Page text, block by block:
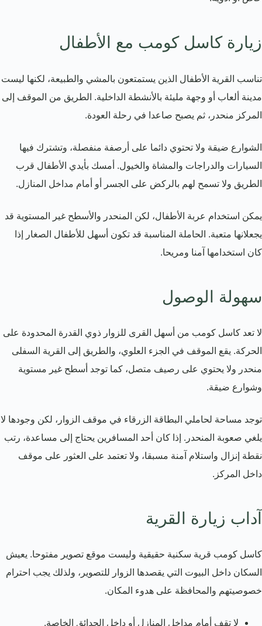
زيارة كاسل كومب مع الأطفال
تناسب القرية الأطفال الذين يستمتعون بالمشي والطبيعة، لكنها ليست
مدينة ألعاب أو وجهة مليئة بالأنشطة الداخلية. الطريق من الموقف إلى
المركز منحدر، ثم يصبح صاعدا في رحلة العودة.
الشوارع ضيقة ولا تحتوي دائما على أرصفة منفصلة، وتشترك فيها
السيارات والدراجات والمشاة والخيول. أمسك بأيدي الأطفال قرب
الطريق ولا تسمح لهم بالركض على الجسر أو أمام مداخل المنازل.
يمكن استخدام عربة الأطفال، لكن المنحدر والأسطح غير المستوية قد
يجعلانها متعبة. الحاملة المناسبة قد تكون أسهل للأطفال الصغار إذا
كان استخدامها آمنا ومريحا.
سهولة الوصول
لا تعد كاسل كومب من أسهل القرى للزوار ذوي القدرة المحدودة على
الحركة. يقع الموقف في الجزء العلوي، والطريق إلى القرية السفلى
منحدر ولا يحتوي على رصيف متصل، كما توجد أسطح غير مستوية
وشوارع ضيقة.
توجد مساحة لحاملي البطاقة الزرقاء في موقف الزوار، لكن وجودها لا
يلغي صعوبة المنحدر. إذا كان أحد المسافرين يحتاج إلى مساعدة، رتب
نقطة إنزال واستلام آمنة مسبقا، ولا تعتمد على العثور على موقف
داخل المركز.
آداب زيارة القرية
كاسل كومب قرية سكنية حقيقية وليست موقع تصوير مفتوحا. يعيش
السكان داخل البيوت التي يقصدها الزوار للتصوير، ولذلك يجب احترام
خصوصيتهم والمحافظة على هدوء المكان.
لا تقف أمام مداخل المنازل أو داخل الحدائق الخاصة.